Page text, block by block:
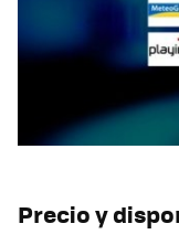
Precio y